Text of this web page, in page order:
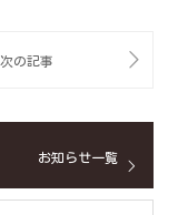
お知らせ一覧